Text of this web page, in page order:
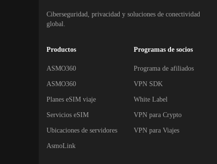
Ciberseguridad, privacidad y soluciones de conectividad
global.
Productos
ASMO360
ASMO360
Planes eSIM viaje
Servicios eSIM
Ubicaciones de servidores
AsmoLink
Programas de socios
Programa de afiliados
VPN SDK
White Label
VPN para Crypto
VPN para Viajes